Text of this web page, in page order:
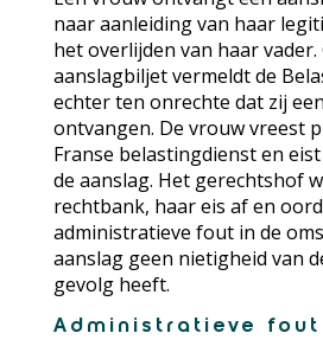
naar aanleiding van haar
het overlijden van haar vader.
aanslagbiljet vermeldt de
echter ten onrechte dat zij
ontvangen. De vrouw vreest
Franse belastingdienst en
de aanslag. Het gerechtshof
rechtbank, haar eis af en
administratieve fout in de
aanslag geen nietigheid van
gevolg heeft.
Administratieve fout